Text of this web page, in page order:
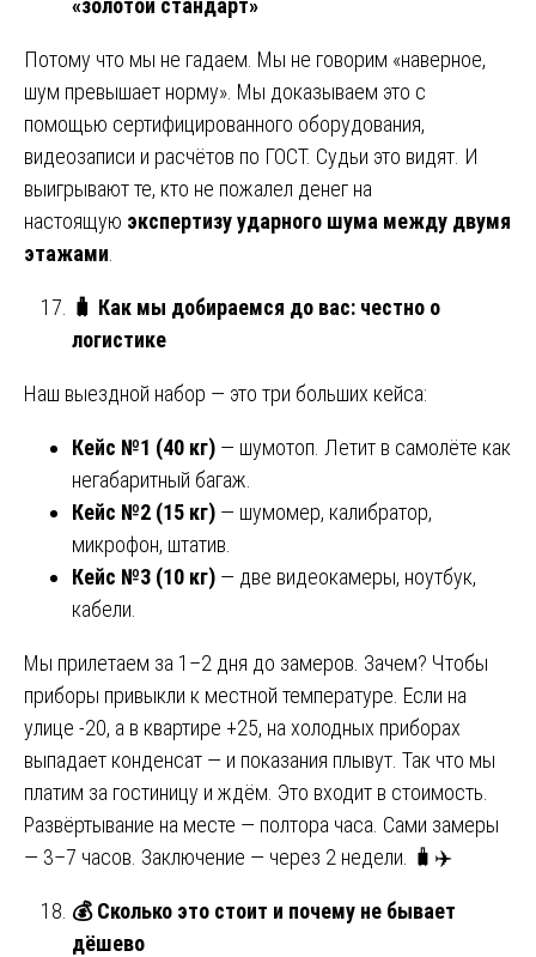
Потому что мы не гадаем. Мы не говорим «наверное,
шум превышает норму». Мы доказываем это с
помощью сертифицированного оборудования,
видеозаписи и расчётов по ГОСТ. Судьи это видят. И
выигрывают те, кто не пожалел денег на
настоящую экспертизу ударного шума между двумя
этажами
🧳 Как мы добираемся до вас: честно о
логистике
Наш выездной набор — это три больших кейса:
Кейс №1 (40 кг) — шумотоп. Летит в самолёте как
негабаритный багаж.
Кейс №2 (15 кг) — шумомер, калибратор,
микрофон, штатив.
Кейс №3 (10 кг) — две видеокамеры, ноутбук,
кабели.
Мы прилетаем за 1–2 дня до замеров. Зачем? Чтобы
приборы привыкли к местной температуре. Если на
улице -20, а в квартире +25, на холодных приборах
выпадает конденсат — и показания плывут. Так что мы
платим за гостиницу и ждём. Это входит в стоимость.
Развёртывание на месте — полтора часа. Сами замеры
— 3–7 часов. Заключение — через 2 недели. 🧳✈️
💰Сколько это стоит и почему не бывает
дёшево